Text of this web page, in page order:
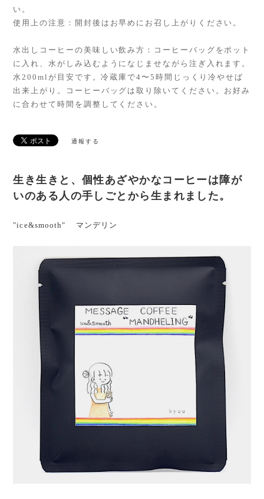
い。
使用上の注意：開封後はお早めにお召し上がりください。
水出しコーヒーの美味しい飲み方：コーヒーバッグをポット
に入れ、水がしみ込むようになじませながら注ぎ入れます。
水200mlが目安です。冷蔵庫で4〜5時間じっくり冷やせば
出来上がり。コーヒーバッグは取り除いてください。お好み
に合わせて時間を調整してください。
通報する
生き生きと、個性あざやかなコーヒーは障が
いのある人の手しごとから生まれました。
"ice&smooth" マンデリン